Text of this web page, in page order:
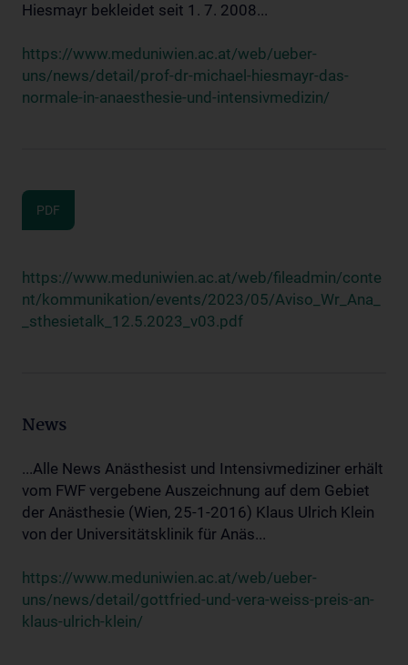
Hiesmayr bekleidet seit 1. 7. 2008...
https://www.meduniwien.ac.at/web/ueber-
uns/news/detail/prof-dr-michael-hiesmayr-das-
normale-in-anaesthesie-und-intensivmedizin/
PDF
https://www.meduniwien.ac.at/web/fileadmin/conte
nt/kommunikation/events/2023/05/Aviso_Wr_Ana_
_sthesietalk_12.5.2023_v03.pdf
News
...Alle News Anästhesist und Intensivmediziner erhält
vom FWF vergebene Auszeichnung auf dem Gebiet
der Anästhesie (Wien, 25-1-2016) Klaus Ulrich Klein
von der Universitätsklinik für Anäs...
https://www.meduniwien.ac.at/web/ueber-
uns/news/detail/gottfried-und-vera-weiss-preis-an-
klaus-ulrich-klein/